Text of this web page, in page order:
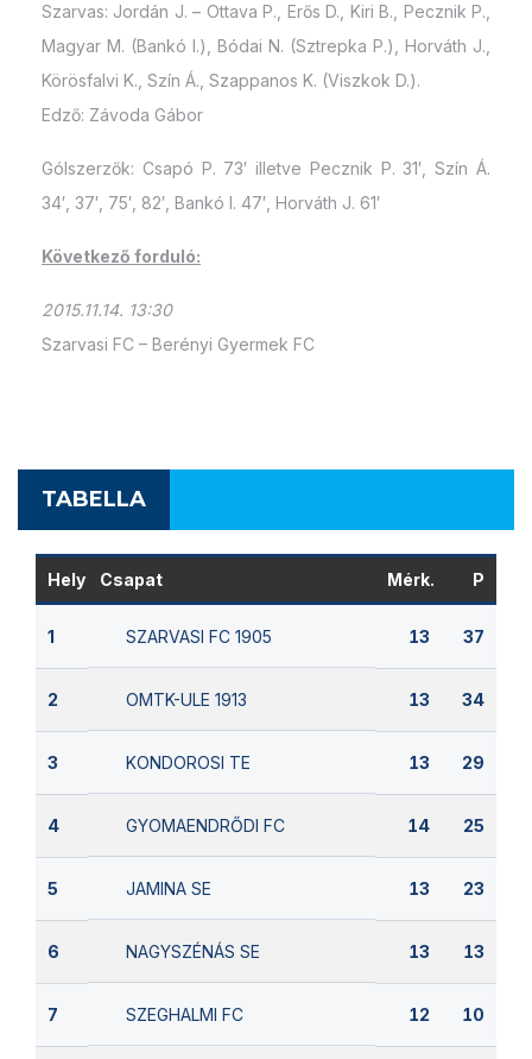
Szarvas: Jordán J. – Ottava P., Erős D., Kiri B., Pecznik P.,
Magyar M. (Bankó I.), Bódai N. (Sztrepka P.), Horváth J.,
Körösfalvi K., Szín Á., Szappanos K. (Viszkok D.).
Edző: Závoda Gábor
Gólszerzők: Csapó P. 73′ illetve Pecznik P. 31′, Szín Á.
34′, 37′, 75′, 82′, Bankó I. 47′, Horváth J. 61′
Következő forduló:
2015.11.14. 13:30
Szarvasi FC – Berényi Gyermek FC
TABELLA
Hely Csapat Mérk. P
1 SZARVASI FC 1905 13 37
2 OMTK-ULE 1913 13 34
3 KONDOROSI TE 13 29
4 GYOMAENDRŐDI FC 14 25
5 JAMINA SE 13 23
6 NAGYSZÉNÁS SE 13 13
7 SZEGHALMI FC 12 10